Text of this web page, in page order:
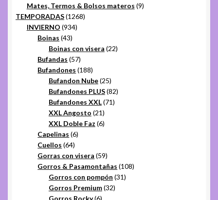
productos
Mates, Termos & Bolsos materos 99
TEMPORADAS 12681268
INVIERNO 934934
Boinas 4343
productos
Boinas con visera 2222
Bufandas 5757
productos
Bufandones 188188
productos
Bufandon Nube 2525
productos
Bufandones PLUS 8282
Bufandones XXL 7171
XXL Angosto 2121
productos
XXL Doble Faz 66
Capelinas 66
Cuellos 6464
productos
Gorras con visera 5959
productos
Gorros & Pasamontañas 108108
Gorros con pompón 3131
Gorros Premium 3232
6